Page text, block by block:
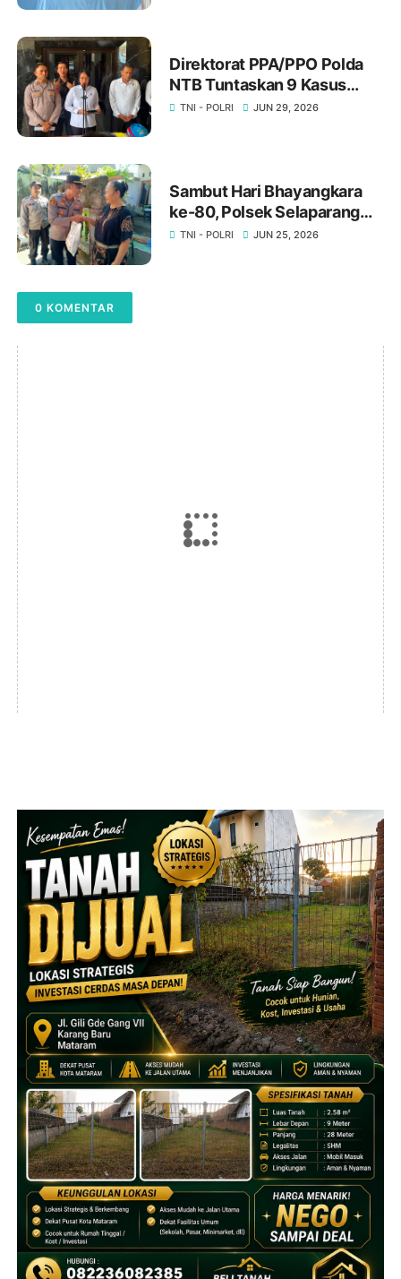
Direktorat PPA/PPO Polda
NTB Tuntaskan 9 Kasus
Pada Juni 2026, Satu
TNI - POLRI JUN 29, 2026
‎Sambut Hari Bhayangkara
ke-80, Polsek Selaparang
Salurkan Bantuan Sosial
TNI - POLRI JUN 25, 2026
0 KOMENTAR